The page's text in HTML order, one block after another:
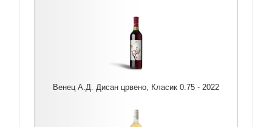
Венец А.Д. Дисан црвено, Класик 0.75 - 2022